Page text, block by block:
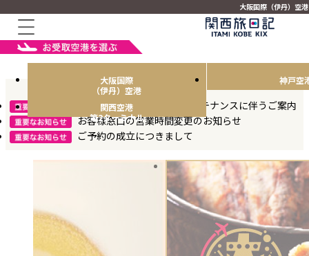
大阪国際（伊丹）空
大阪国際
（伊丹）空港
神戸空
関西空港
第2ターミナル
6月30日（火）システムメンテナンスに伴うご案内
お客様窓口の営業時間変更のお知らせ
ご予約の成立につきまして